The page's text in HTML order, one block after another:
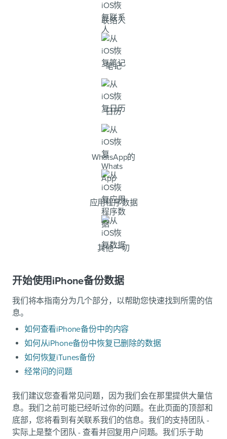
联络人
笔记
日历
WhatsApp的
应用程序数据
其他一切
开始使用iPhone备份数据
我们将本指南分为几个部分，以帮助您快速找到所需的信
息。
如何查看iPhone备份中的内容
如何从iPhone备份中恢复已删除的数据
如何恢复iTunes备份
经常问的问题
我们建议您查看常见问题，因为我们会在那里提供大量信
息。我们之前可能已经听过你的问题。在此页面的顶部和
底部，您将看到有关联系我们的信息。我们的支持团队 -
实际上是整个团队 - 查看并回复用户问题。我们乐于助